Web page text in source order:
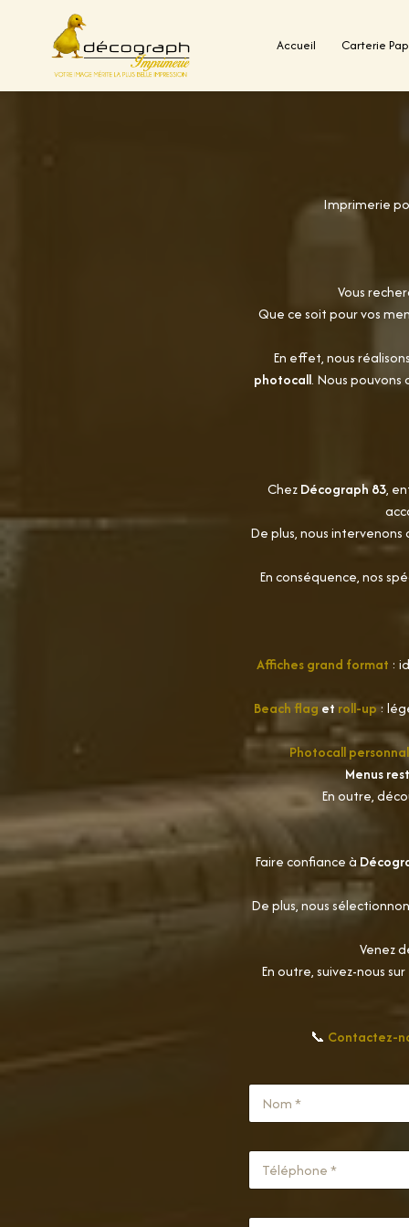
Accueil Carterie
Imprimerie
Vous
Que ce soit pour vos
En effet, nous
photocall. Nous
ChezDécograph 83,
De plus, nous
En conséquence, nos
Affiches grand format :
Beach flag et roll-up:
Photocall
Menus
En outre,
Faire confiance à
De plus, nous
Venez
En outre, suivez-nous sur
📞 Contactez-
N
m
T
l